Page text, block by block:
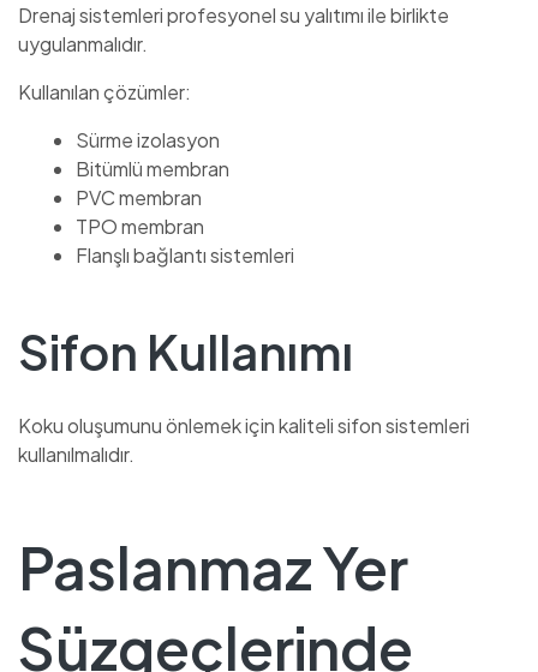
Drenaj sistemleri profesyonel su yalıtımı ile birlikte
uygulanmalıdır.
Kullanılan çözümler:
Sürme izolasyon
Bitümlü membran
PVC membran
TPO membran
Flanşlı bağlantı sistemleri
Sifon Kullanımı
Koku oluşumunu önlemek için kaliteli sifon sistemleri
kullanılmalıdır.
Paslanmaz Yer
Süzgeçlerinde